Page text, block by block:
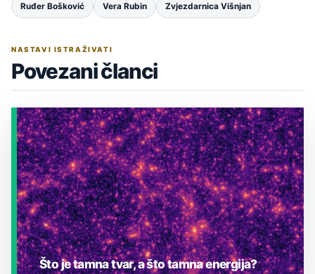
Ruđer Bošković Vera Rubin Zvjezdarnica Višnjan
NASTAVI ISTRAŽIVATI
Povezani članci
Što je tamna tvar, a što tamna energija?